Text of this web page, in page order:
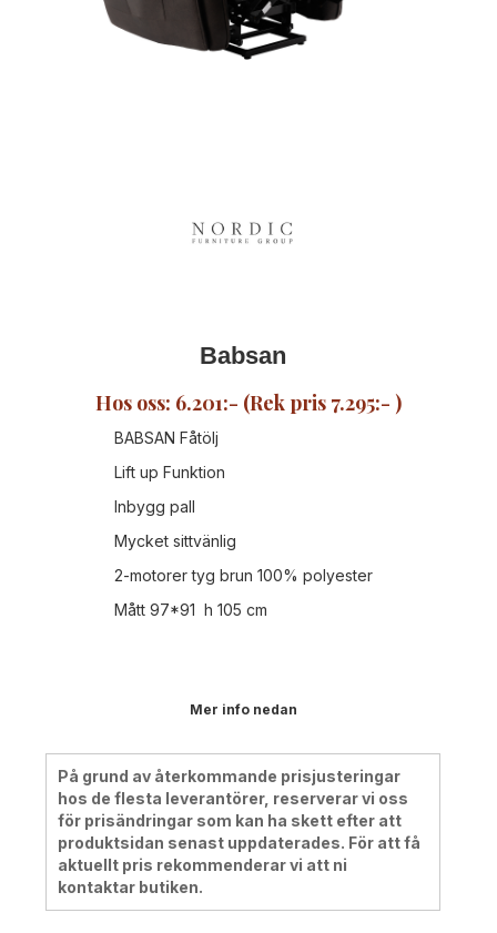
Babsan
Hos oss: 6.201:- (Rek pris 7.295:- )
BABSAN Fåtölj
Lift up Funktion
Inbygg pall
Mycket sittvänlig
2-motorer tyg brun 100% polyester
Mått 97*91 h 105 cm
Mer info nedan
På grund av återkommande prisjusteringar
hos de flesta leverantörer, reserverar vi oss
för prisändringar som kan ha skett efter att
produktsidan senast uppdaterades. För att få
aktuellt pris rekommenderar vi att ni
kontaktar butiken.